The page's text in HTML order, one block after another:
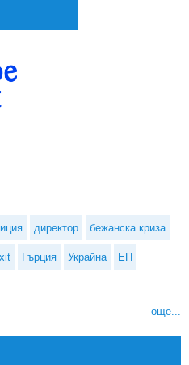
директор бежанска криза
Гърция Украйна ЕП
още...